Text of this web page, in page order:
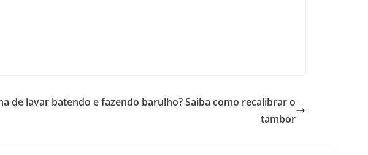
de lavar batendo e fazendo barulho? Saiba como recalibrar o
tambor